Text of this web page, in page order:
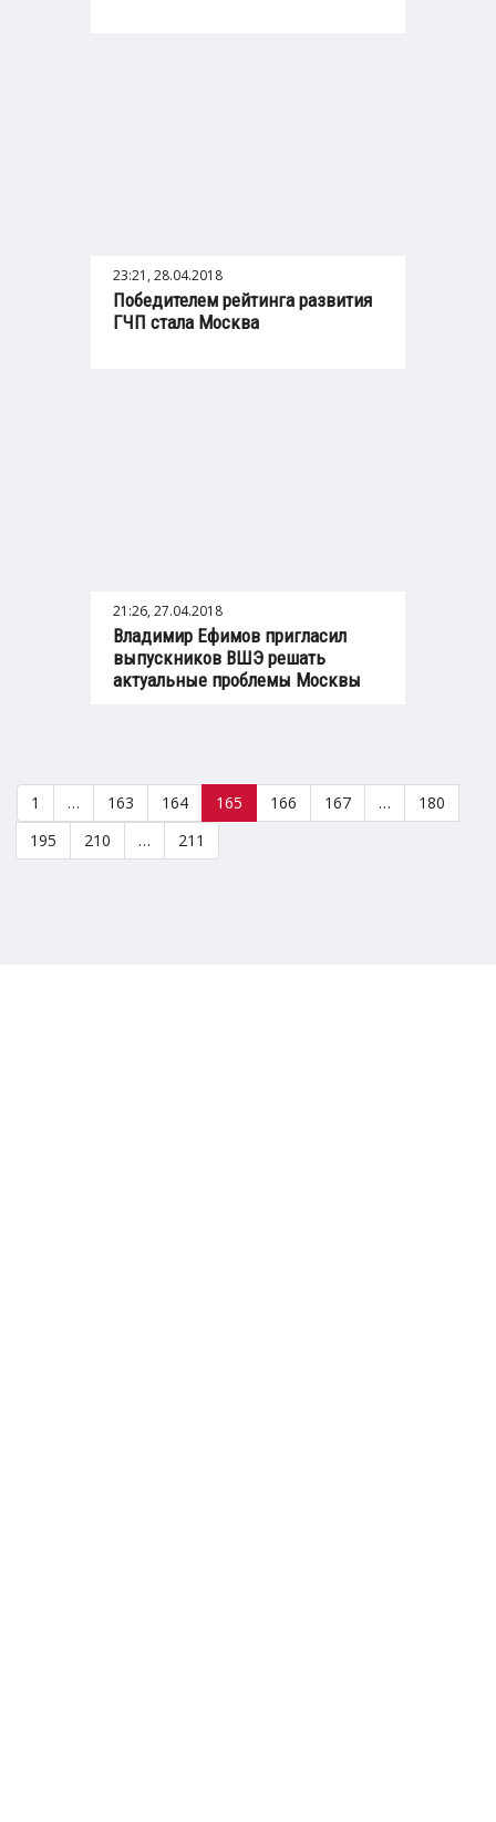
23:21, 28.04.2018
Победителем рейтинга развития
ГЧП стала Москва
21:26, 27.04.2018
Владимир Ефимов пригласил
выпускников ВШЭ решать
актуальные проблемы Москвы
1 … 163 164 165 166 167 …
180
195
210 … 211